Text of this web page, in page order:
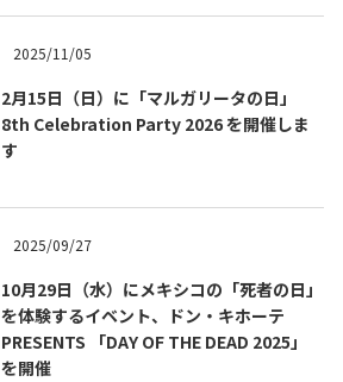
Travel of Mexico
2025/11/05
2月15日（日）に「マルガリータの日」
8th Celebration Party 2026 を開催しま
す
2025/09/27
10月29日（水）にメキシコの「死者の日」
を体験するイベント、ドン・キホーテ
PRESENTS 「DAY OF THE DEAD 2025」
を開催